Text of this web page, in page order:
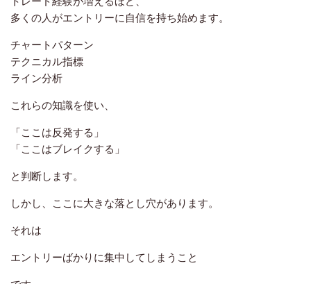
多くの人がエントリーに自信を持ち始めます。
チャートパターン
テクニカル指標
ライン分析
これらの知識を使い、
「ここは反発する」
「ここはブレイクする」
と判断します。
しかし、ここに大きな落とし穴があります。
それは
エントリーばかりに集中してしまうこと